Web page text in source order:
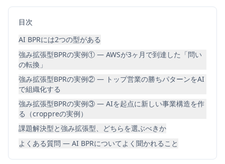
目次
AI BPRには2つの型がある
強み拡張型BPRの実例① ― AWSが3ヶ月で到達した「問い
の転換」
強み拡張型BPRの実例② ― トップ営業の勝ちパターンをAI
で組織化する
強み拡張型BPRの実例③ ― AIを起点に新しい事業構造を作
る（croppreの実例）
課題解決型と強み拡張型、どちらを選ぶべきか
よくある質問 ― AI BPRについてよく聞かれること